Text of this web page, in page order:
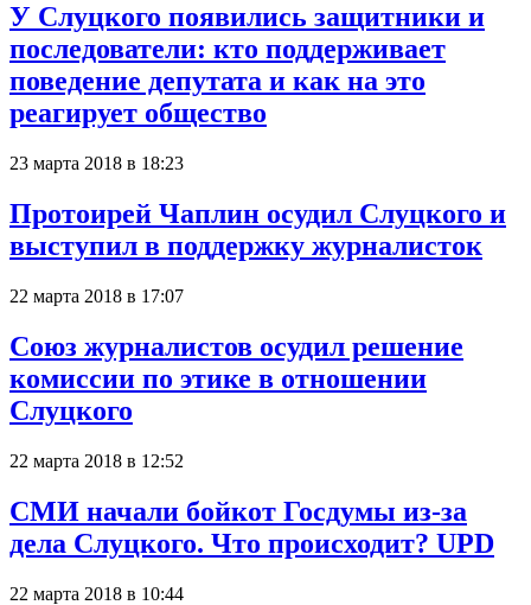
У Слуцкого появились защитники и
последователи: кто поддерживает
поведение депутата и как на это
реагирует общество
23 марта 2018 в 18:23
Протоирей Чаплин осудил Слуцкого и
выступил в поддержку журналисток
22 марта 2018 в 17:07
Союз журналистов осудил решение
комиссии по этике в отношении
Слуцкого
22 марта 2018 в 12:52
СМИ начали бойкот Госдумы из-за
дела Слуцкого. Что происходит? UPD
22 марта 2018 в 10:44